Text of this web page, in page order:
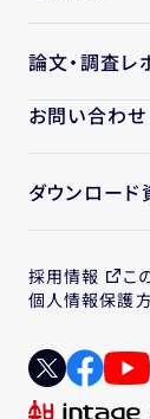
論文・調査レ
お問い合わせ
ダウンロー
採用情報 こ
個人情報保護